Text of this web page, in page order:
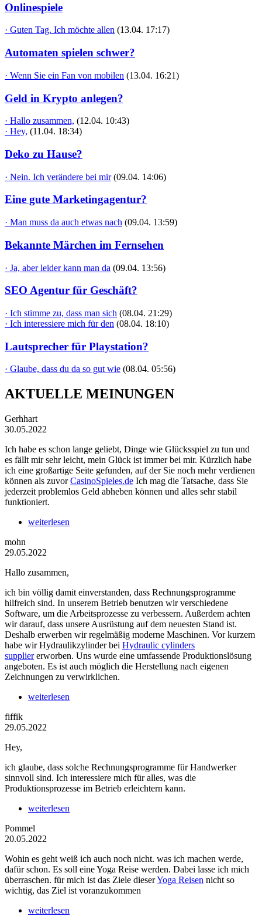
Onlinespiele
· Guten Tag. Ich möchte allen (13.04. 17:17)
Automaten spielen schwer?
· Wenn Sie ein Fan von mobilen (13.04. 16:21)
Geld in Krypto anlegen?
· Hallo zusammen, (12.04. 10:43)
· Hey, (11.04. 18:34)
Deko zu Hause?
· Nein. Ich verändere bei mir (09.04. 14:06)
Eine gute Marketingagentur?
· Man muss da auch etwas nach (09.04. 13:59)
Bekannte Märchen im Fernsehen
· Ja, aber leider kann man da (09.04. 13:56)
SEO Agentur für Geschäft?
· Ich stimme zu, dass man sich (08.04. 21:29)
· Ich interessiere mich für den (08.04. 18:10)
Lautsprecher für Playstation?
· Glaube, dass du da so gut wie (08.04. 05:56)
AKTUELLE MEINUNGEN
Gerhhart
30.05.2022
Ich habe es schon lange geliebt, Dinge wie Glücksspiel zu tun und
es fällt mir sehr leicht, mein Glück ist immer bei mir. Kürzlich habe
ich eine großartige Seite gefunden, auf der Sie noch mehr verdienen
können als zuvorCasinoSpieles.de Ich mag die Tatsache, dass Sie
jederzeit problemlos Geld abheben können und alles sehr stabil
funktioniert.
weiterlesen
mohn
29.05.2022
Hallo zusammen,
ich bin völlig damit einverstanden, dass Rechnungsprogramme
hilfreich sind. In unserem Betrieb benutzen wir verschiedene
Software, um die Arbeitsprozesse zu verbessern. Außerdem achten
wir darauf, dass unsere Ausrüstung auf dem neuesten Stand ist.
Deshalb erwerben wir regelmäßig moderne Maschinen. Vor kurzem
habe wir Hydraulikzylinder bei Hydraulic cylinders
suppliererworben. Uns wurde eine umfassende Produktionslösung
angeboten. Es ist auch möglich die Herstellung nach eigenen
Zeichnungen zu verwirklichen.
weiterlesen
fiffik
29.05.2022
Hey,
ich glaube, dass solche Rechnungsprogramme für Handwerker
sinnvoll sind. Ich interessiere mich für alles, was die
Produktionsprozesse im Betrieb erleichtern kann.
weiterlesen
Pommel
20.05.2022
Wohin es geht weiß ich auch noch nicht. was ich machen werde,
dafür schon. Es soll eine Yoga Reise werden. Dabei lasse ich mich
überraschen. für mich ist das Ziele dieserYoga Reisen nicht so
wichtig, das Ziel ist voranzukommen
weiterlesen